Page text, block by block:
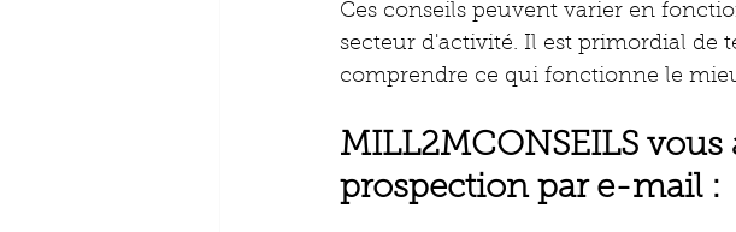
Ces conseils peuvent varier en
secteur d'activité. Il est primordial de
comprendre ce qui fonctionne le
MILL2MCONSEILS
prospection par e-mail :